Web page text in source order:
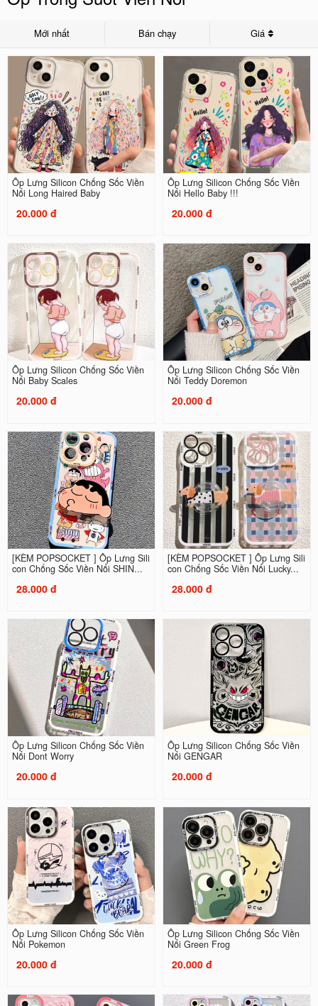
Mới nhất Bán chạy Giá
Ốp Lưng Silicon Chống Sốc Viền
Nổi Long Haired Baby
20.000 đ
Ốp Lưng Silicon Chống Sốc Viền
Nổi Hello Baby !!!
20.000 đ
Ốp Lưng Silicon Chống Sốc Viền
Nổi Baby Scales
20.000 đ
Ốp Lưng Silicon Chống Sốc Viền
Nổi Teddy Doremon
20.000 đ
[KÈM POPSOCKET ] Ốp Lưng Sili
con Chống Sốc Viền Nổi SHIN...
28.000 đ
[KÈM POPSOCKET ] Ốp Lưng Sili
con Chống Sốc Viền Nổi Lucky...
28.000 đ
Ốp Lưng Silicon Chống Sốc Viền
Nổi Dont Worry
20.000 đ
Ốp Lưng Silicon Chống Sốc Viền
Nổi GENGAR
20.000 đ
Ốp Lưng Silicon Chống Sốc Viền
Nổi Pokemon
20.000 đ
Ốp Lưng Silicon Chống Sốc Viền
Nổi Green Frog
20.000 đ